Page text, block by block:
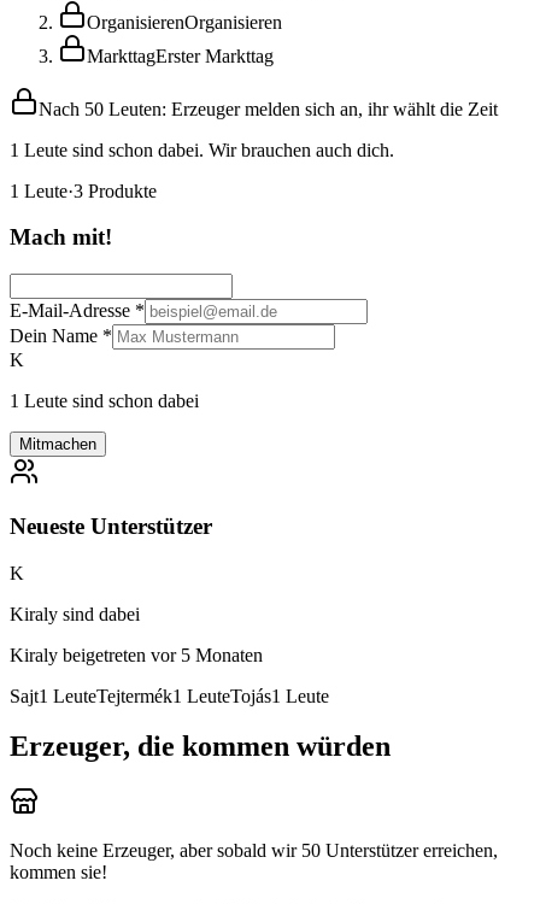
OrganisierenOrganisieren
MarkttagErster Markttag
Nach 50 Leuten: Erzeuger melden sich an, ihr wählt die Zeit
1 Leute sind schon dabei. Wir brauchen auch dich.
1 Leute·3 Produkte
Mach mit!
E-Mail-Adresse *
Dein Name *
K
1 Leute sind schon dabei
Mitmachen
Neueste Unterstützer
K
Kiraly sind dabei
Kiraly beigetreten vor 5 Monaten
Sajt1 LeuteTejtermék1 LeuteTojás1 Leute
Erzeuger, die kommen würden
Noch keine Erzeuger, aber sobald wir 50 Unterstützer erreichen,
kommen sie!